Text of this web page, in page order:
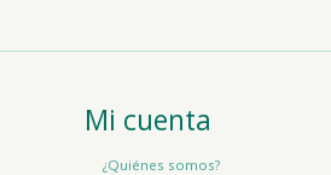
Mi cuenta
¿Quiénes somos?